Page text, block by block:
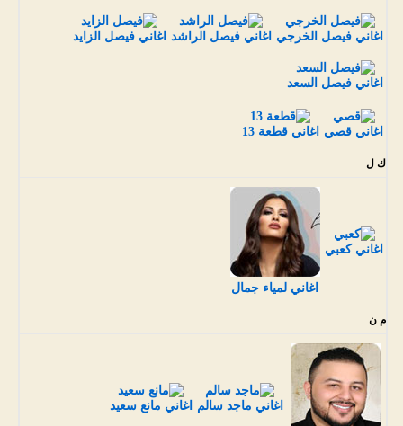
اغاني فيصل الخرجي اغاني فيصل الراشد اغاني فيصل الزايد
اغاني فيصل السعد
اغاني قصي اغاني قطعة 13
ك ل
اغاني كعبي
اغاني لمياء جمال
م ن
اغاني ماجد سالم اغاني مانع سعيد